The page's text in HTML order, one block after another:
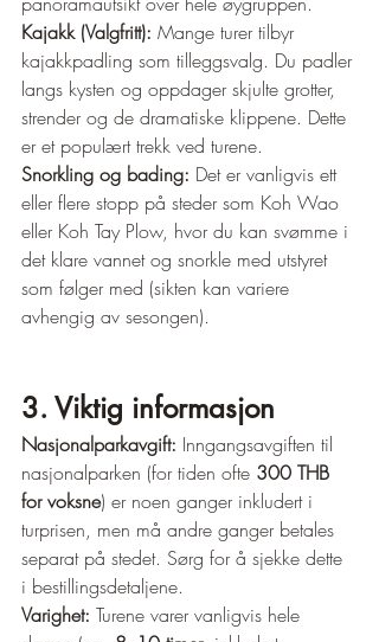
Kajakk (Valgfritt): Mange turer tilbyr
kajakkpadling som tilleggsvalg. Du padler
langs kysten og oppdager skjulte grotter,
strender og de dramatiske klippene. Dette
er et populært trekk ved turene.
Snorkling og bading: Det er vanligvis ett
eller flere stopp på steder som Koh Wao
eller Koh Tay Plow, hvor du kan svømme i
det klare vannet og snorkle med utstyret
som følger med (sikten kan variere
avhengig av sesongen).
3. Viktig informasjon
Nasjonalparkavgift: Inngangsavgiften til
nasjonalparken (for tiden ofte 300 THB
for voksne) er noen ganger inkludert i
turprisen, men må andre ganger betales
separat på stedet. Sørg for å sjekke dette
i bestillingsdetaljene.
Varighet: Turene varer vanligvis hele